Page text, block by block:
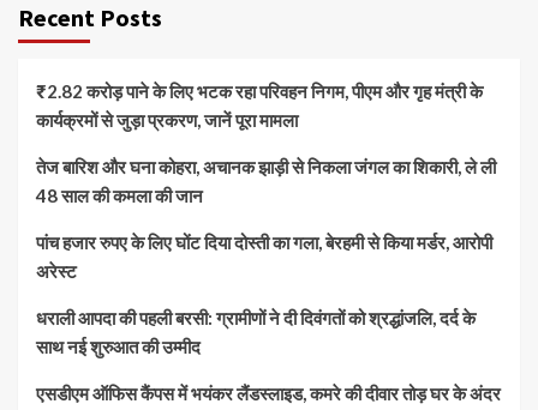
Recent Posts
₹2.82 करोड़ पाने के लिए भटक रहा परिवहन निगम, पीएम और गृह मंत्री के
कार्यक्रमों से जुड़ा प्रकरण, जानें पूरा मामला
तेज बारिश और घना कोहरा, अचानक झाड़ी से निकला जंगल का शिकारी, ले ली
48 साल की कमला की जान
पांच हजार रुपए के लिए घोंट दिया दोस्ती का गला, बेरहमी से किया मर्डर, आरोपी
अरेस्ट
धराली आपदा की पहली बरसी: ग्रामीणों ने दी दिवंगतों को श्रद्धांजलि, दर्द के
साथ नई शुरुआत की उम्मीद
एसडीएम ऑफिस कैंपस में भयंकर लैंडस्लाइड, कमरे की दीवार तोड़ घर के अंदर